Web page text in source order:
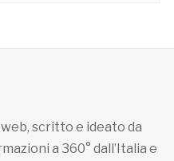
scritto e ideato da
a 360° dall’Italia e